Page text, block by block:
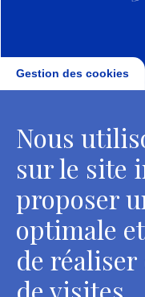
Direction,
2 rue Vivienne - 75002
Tél. : + 33 1 44 41 16 41
Contacts
Département des
Gestion des cookies
Nous
sur le site
proposer
optimale
de